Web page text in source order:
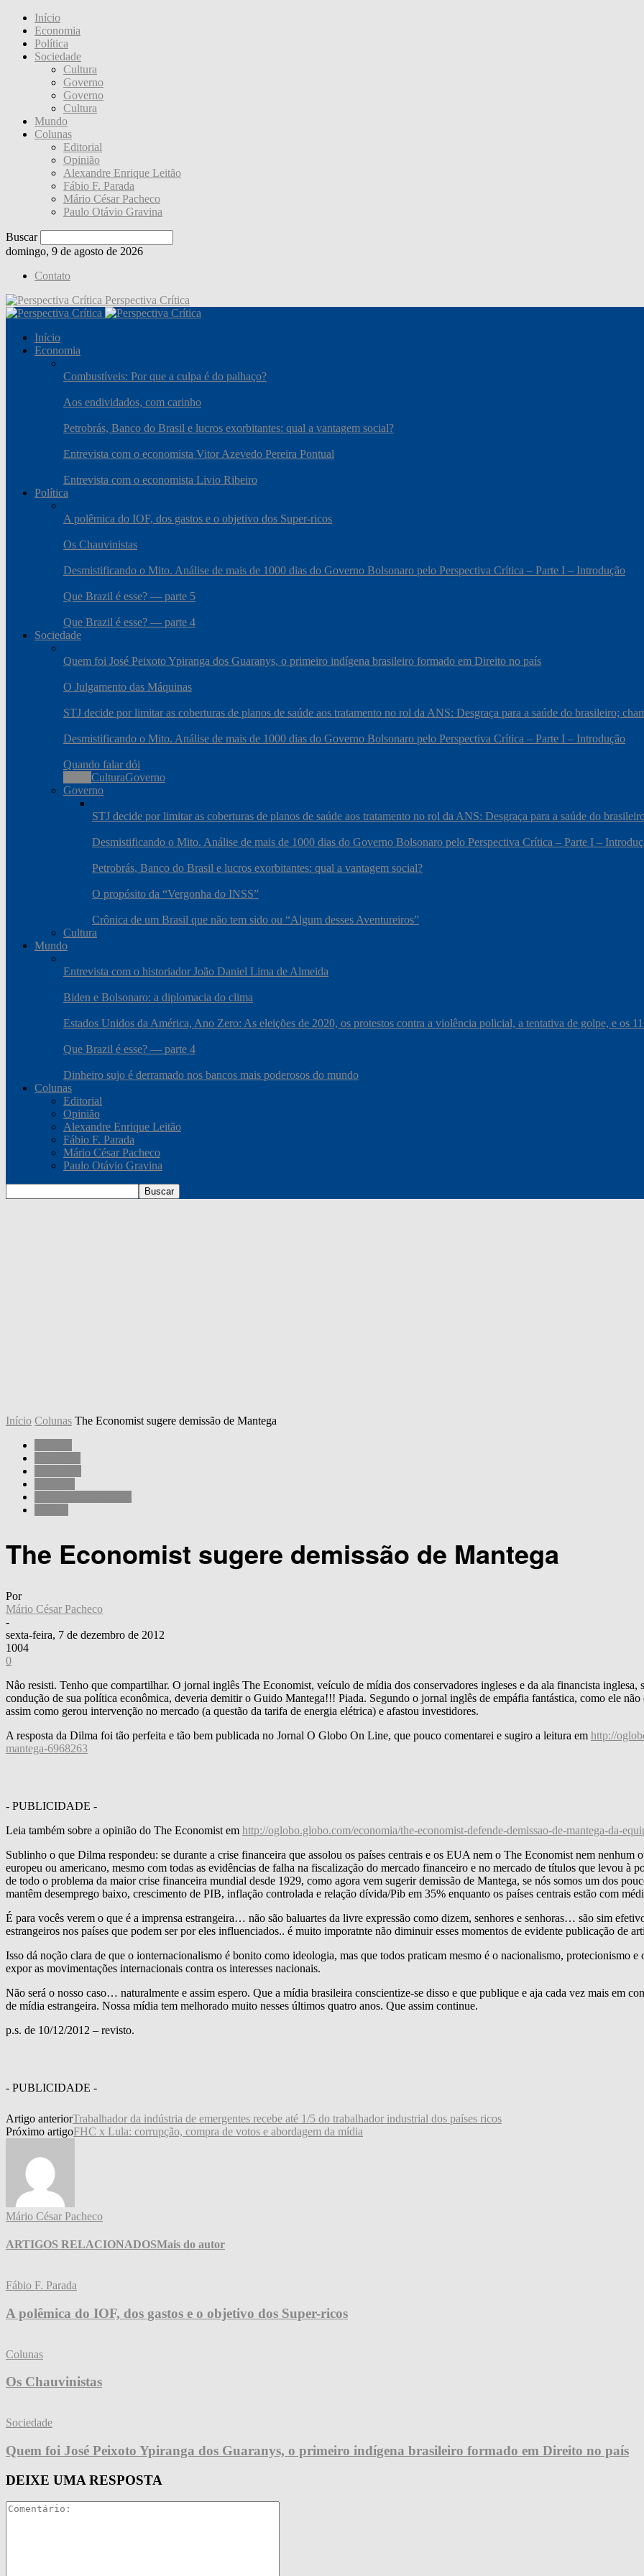
Início
Economia
Política
Sociedade
Cultura
Governo
Governo
Cultura
Mundo
Colunas
Editorial
Opinião
Alexandre Enrique Leitão
Fábio F. Parada
Mário César Pacheco
Paulo Otávio Gravina
Buscar
domingo, 9 de agosto de 2026
Contato
Perspectiva Crítica
Início
Economia
Combustíveis: Por que a culpa é do palhaço?
Aos endividados, com carinho
Petrobrás, Banco do Brasil e lucros exorbitantes: qual a vantagem social?
Entrevista com o economista Vitor Azevedo Pereira Pontual
Entrevista com o economista Livio Ribeiro
Política
A polêmica do IOF, dos gastos e o objetivo dos Super-ricos
Os Chauvinistas
Desmistificando o Mito. Análise de mais de 1000 dias do Governo Bolsonaro pelo Perspectiva Crítica – Parte I – Introdução
Que Brazil é esse? — parte 5
Que Brazil é esse? — parte 4
Sociedade
Quem foi José Peixoto Ypiranga dos Guaranys, o primeiro indígena brasileiro formado em Direito no país
O Julgamento das Máquinas
STJ decide por limitar as coberturas de planos de saúde aos tratamento no rol da ANS: Desgraça para a saúde do brasileiro;
Desmistificando o Mito. Análise de mais de 1000 dias do Governo Bolsonaro pelo Perspectiva Crítica – Parte I – Introdução
Quando falar dói
CulturaGoverno
Governo
STJ decide por limitar as coberturas de planos de saúde aos tratamento no rol da ANS: Desgraça para a saúde do
Desmistificando o Mito. Análise de mais de 1000 dias do Governo Bolsonaro pelo Perspectiva Crítica – Parte I –
Petrobrás, Banco do Brasil e lucros exorbitantes: qual a vantagem social?
O propósito da “Vergonha do INSS”
Crônica de um Brasil que não tem sido ou “Algum desses Aventureiros”
Cultura
Mundo
Entrevista com o historiador João Daniel Lima de Almeida
Biden e Bolsonaro: a diplomacia do clima
Estados Unidos da América, Ano Zero: As eleições de 2020, os protestos contra a violência policial, a tentativa de golpe, e os
Que Brazil é esse? — parte 4
Dinheiro sujo é derramado nos bancos mais poderosos do mundo
Colunas
Editorial
Opinião
Alexandre Enrique Leitão
Fábio F. Parada
Mário César Pacheco
Paulo Otávio Gravina
Início Colunas The Economist sugere demissão de Mantega
The Economist sugere demissão de Mantega
Por
Mário César Pacheco
-
sexta-feira, 7 de dezembro de 2012
1004
0
Nâo resisti. Tenho que compartilhar. O jornal inglês The Economist, veículo de mídia dos conservadores ingleses e da ala financista inglesa,
condução de sua política econômica, deveria demitir o Guido Mantega!!! Piada. Segundo o jornal inglês de empáfia fantástica, como ele
assim como gerou intervenção no mercado (a questão da tarifa de energia elétrica) e afastou investidores.
A resposta da Dilma foi tão perfeita e tão bem publicada no Jornal O Globo On Line, que pouco comentarei e sugiro a leitura em http://
mantega-6968263
- PUBLICIDADE -
Leia também sobre a opinião do The Economist em http://oglobo.globo.com/economia/the-economist-defende-demissao-de-mantega-da-
Sublinho o que Dilma respondeu: se durante a crise financeira que assolou os países centrais e os EUA nem o The Economist nem nenhum
europeu ou americano, mesmo com todas as evidências de falha na fiscalização do mercado financeiro e no mercado de títulos que levou à
de todo o problema da maior crise financeira mundial desde 1929, como agora vem sugerir demissão de Mantega, se nós somos um dos
mantêm desemprego baixo, crescimento de PIB, inflação controlada e relação dívida/Pib em 35% enquanto os países centrais estão com
É para vocês verem o que é a imprensa estrangeira… não são baluartes da livre expressão como dizem, senhores e senhoras… são sim
estrangeiros nos países que podem ser por eles influenciados.. é muito imporatnte não diminuir esses momentos de evidente publicação de
Isso dá noção clara de que o ionternacionalismo é bonito como ideologia, mas que todos praticam mesmo é o nacionalismo, protecionismo
expor as movimentações internacionais contra os interesses nacionais.
Não será o nosso caso… naturalmente e assim espero. Que a mídia brasileira conscientize-se disso e que publique e aja cada vez mais em
de mídia estrangeira. Nossa mídia tem melhorado muito nesses últimos quatro anos. Que assim continue.
p.s. de 10/12/2012 – revisto.
- PUBLICIDADE -
Artigo anteriorTrabalhador da indústria de emergentes recebe até 1/5 do trabalhador industrial dos países ricos
Próximo artigoFHC x Lula: corrupção, compra de votos e abordagem da mídia
Mário César Pacheco
ARTIGOS RELACIONADOSMais do autor
Fábio F. Parada
A polêmica do IOF, dos gastos e o objetivo dos Super-ricos
Colunas
Os Chauvinistas
Sociedade
Quem foi José Peixoto Ypiranga dos Guaranys, o primeiro indígena brasileiro formado em Direito no país
DEIXE UMA RESPOSTA